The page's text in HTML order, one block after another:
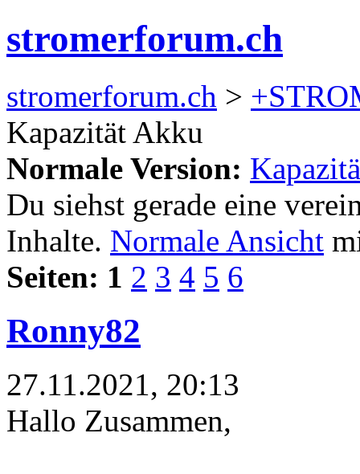
stromerforum.ch
stromerforum.ch >
Kapazität Akku
Normale Version:
Du siehst gerade eine
Inhalte. Normale Ansicht
Seiten: 1 2 3 4 5 6
Ronny82
27.11.2021, 20:13
Hallo Zusammen,